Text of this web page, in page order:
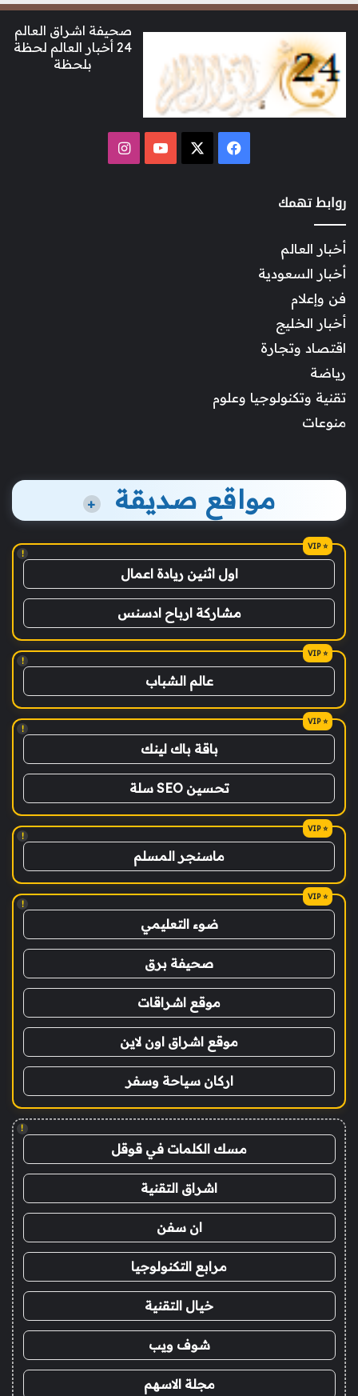
صحيفة اشراق العالم
24 أخبار العالم لحظة
بلحظة
فيسبوك ‫YouTubeانستقرام
روابط تهمك
أخبار العالم
أخبار السعودية
فن وإعلام
أخبار الخليج
اقتصاد وتجارة
رياضة
تقنية وتكنولوجيا وعلوم
منوعات
مواقع صديقة +
!
اول اثنين ريادة اعمال
مشاركة ارباح ادسنس
!
عالم الشباب
!
باقة باك لينك
تحسين SEO سلة
!
ماسنجر المسلم
!
ضوء التعليمي
صحيفة برق
موقع اشراقات
موقع اشراق اون لاين
اركان سياحة وسفر
!
مسك الكلمات في قوقل
اشراق التقنية
ان سفن
مرابع التكنولوجيا
خيال التقنية
شوف ويب
مجلة الاسهم